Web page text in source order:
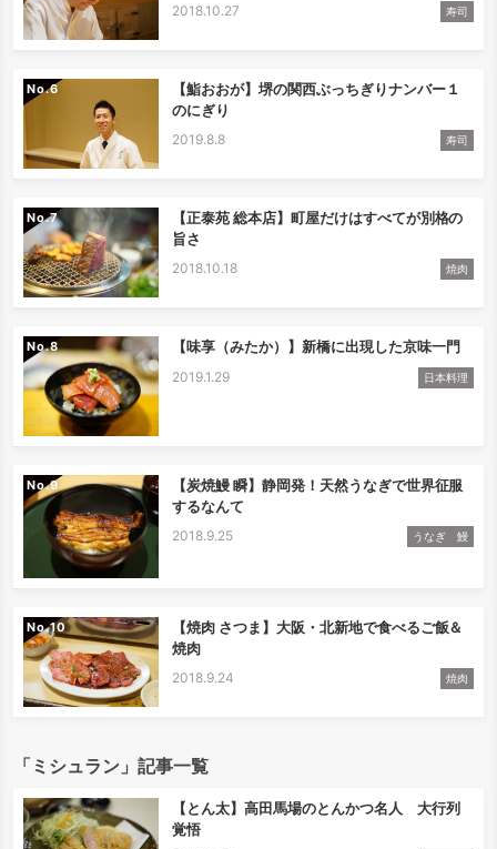
2018.10.27 寿司
No.
【鮨おおが】堺の関西ぶっちぎりナンバー１
のにぎり
2019.8.8 寿司
No.
【正泰苑 総本店】町屋だけはすべてが別格の
旨さ
2018.10.18 焼肉
No. 【味享（みたか）】新橋に出現した京味一門
2019.1.29 日本料理
No.
【炭焼鰻 瞬】静岡発！天然うなぎで世界征服
するなんて
2018.9.25 うなぎ 鰻
No.
【焼肉 さつま】大阪・北新地で食べるご飯＆
焼肉
2018.9.24 焼肉
「ミシュラン」記事一覧
【とん太】高田馬場のとんかつ名人 大行列
覚悟